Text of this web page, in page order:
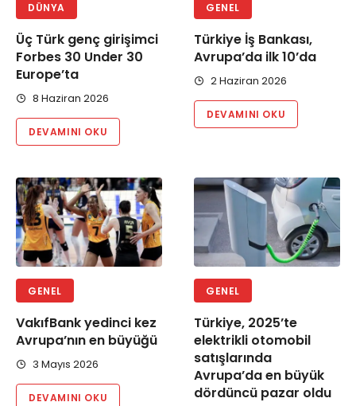
DÜNYA
Üç Türk genç girişimci
Forbes 30 Under 30
Europe’ta
8 Haziran 2026
DEVAMINI OKU
GENEL
Türkiye İş Bankası,
Avrupa’da ilk 10’da
2 Haziran 2026
DEVAMINI OKU
GENEL
VakıfBank yedinci kez
Avrupa’nın en büyüğü
3 Mayıs 2026
DEVAMINI OKU
GENEL
Türkiye, 2025’te
elektrikli otomobil
satışlarında
Avrupa’da en büyük
dördüncü pazar oldu